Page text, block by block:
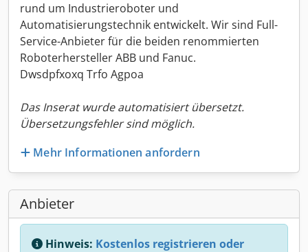
rund um Industrieroboter und
Automatisierungstechnik entwickelt. Wir sind Full-
Service-Anbieter für die beiden renommierten
Roboterhersteller ABB und Fanuc.
Dwsdpfxoxq Trfo Agpoa
Das Inserat wurde automatisiert übersetzt.
Übersetzungsfehler sind möglich.
Mehr Informationen anfordern
Anbieter
Hinweis: Kostenlos registrieren oder